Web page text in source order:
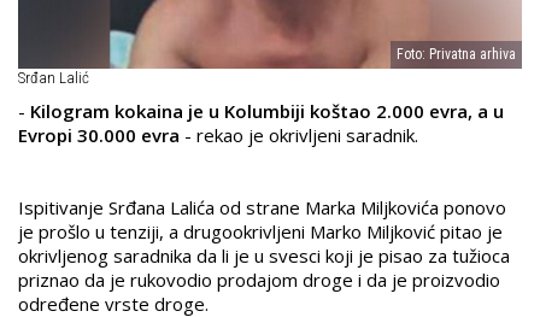
Foto: Privatna arhiva
Srđan Lalić
- Kilogram kokaina je u Kolumbiji koštao 2.000 evra, a u
Evropi 30.000 evra - rekao je okrivljeni saradnik.
Ispitivanje Srđana Lalića od strane Marka Miljkovića ponovo
je prošlo u tenziji, a drugookrivljeni Marko Miljković pitao je
okrivljenog saradnika da li je u svesci koji je pisao za tužioca
priznao da je rukovodio prodajom droge i da je proizvodio
određene vrste droge.